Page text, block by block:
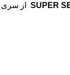
SUPER از سری